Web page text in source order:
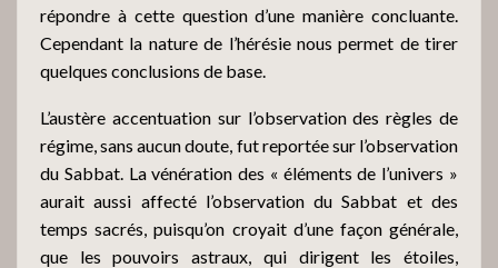
répondre à cette question d’une manière concluante.
Cependant la nature de l’hérésie nous permet de tirer
quelques conclusions de base.
L’austère accentuation sur l’observation des règles de
régime, sans aucun doute, fut reportée sur l’observation
du Sabbat. La vénération des « éléments de l’univers »
aurait aussi affecté l’observation du Sabbat et des
temps sacrés, puisqu’on croyait d’une façon générale,
que les pouvoirs astraux, qui dirigent les étoiles,